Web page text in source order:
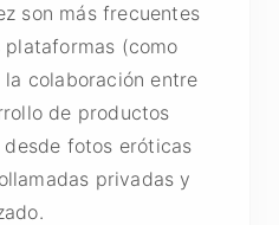
son más frecuentes
(como
la colaboración entre
de productos
fotos eróticas
privadas y